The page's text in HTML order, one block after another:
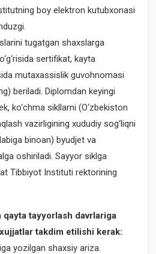
boy elektron kutubxonasi
tugatgan shaxslarga
sertifikat, kayta
mutaxassislik guvohnomasi
beriladi. Diplomdan keyingi
ko‘chma sikllarni (O‘zbekiston
vazirligining xududiy sog‘liqni
binoan) byudjet va
oshiriladi. Sayyor siklga
Tibbiyot Instituti rektorining
tayyorlash davrlariga
takdim etilishi kerak:
yozilgan shaxsiy ariza.